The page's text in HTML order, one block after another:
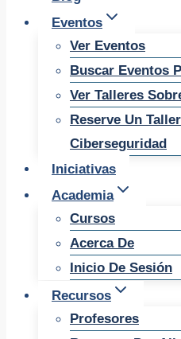
Eventos
Ver Eventos
Buscar Eventos
Ver Talleres
Reserve Un
Ciberseguridad
Iniciativas
Academia
Cursos
Acerca De
Inicio De Sesión
Recursos
Profesores